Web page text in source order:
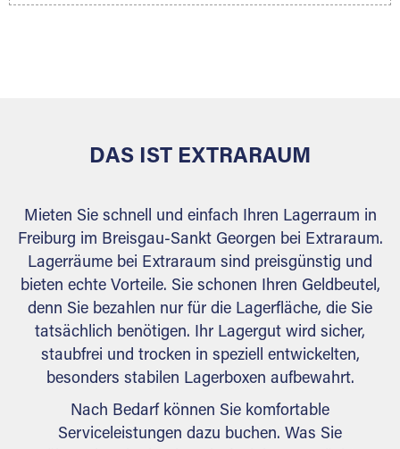
Ihr Lagergut wird bei Ihrem Extraraum Partner
DAS IST EXTRARAUM
Mieten Sie schnell und einfach Ihren Lagerraum in
Freiburg im Breisgau-Sankt Georgen bei Extraraum.
Lagerräume bei Extraraum sind preisgünstig und
bieten echte Vorteile. Sie schonen Ihren Geldbeutel,
denn Sie bezahlen nur für die Lagerfläche, die Sie
tatsächlich benötigen. Ihr Lagergut wird sicher,
staubfrei und trocken in speziell entwickelten,
besonders stabilen Lagerboxen aufbewahrt.
Nach Bedarf können Sie komfortable
Serviceleistungen dazu buchen. Was Sie